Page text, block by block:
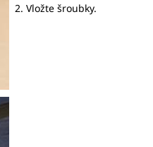
2. Vložte šroubky.